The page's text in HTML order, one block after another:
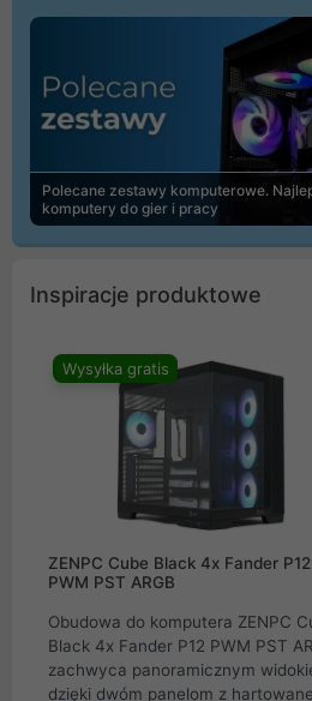
Polecane zestawy komputerowe.
komputery do gier i pracy
Inspiracje produktowe
Wysyłka gratis
ZENPC Cube Black 4x Fander P12
PWM PST ARGB
Obudowa do komputera ZENPC
Black 4x Fander P12 PWM PST
zachwyca panoramicznym
dzięki dwóm panelom z